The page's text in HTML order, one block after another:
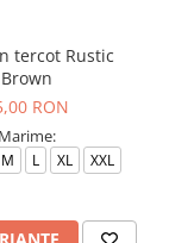
tercot Rustic
Brown
RON
Marime:
M L XL XXL